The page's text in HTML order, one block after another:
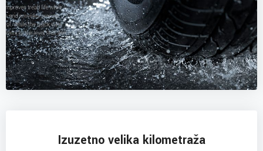
Izuzetno velika kilometraža